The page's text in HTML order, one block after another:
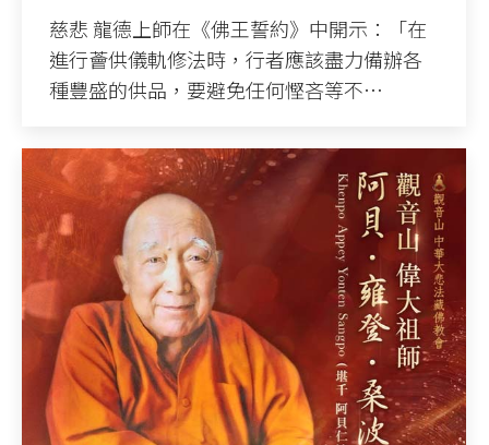
慈悲 龍德上師在《佛王誓約》中開示：「在
進行薈供儀軌修法時，行者應該盡力備辦各
種豐盛的供品，要避免任何慳吝等不…